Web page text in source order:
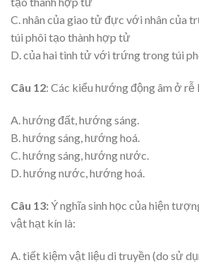
C. nhân của giao tử đực với nhân của
túi phôi tạo thành hợp tử
D. của hai tinh tử với trứng trong túi
Câu 12: Các kiểu hướng động âm ở rễ
A. hướng đất, hướng sáng.
B. hướng sáng, hướng hoá.
C. hướng sáng, hướng nước.
D. hướng nước, hướng hoá.
Câu 13:Ý nghĩa sinh học của hiện
vật hạt kín là:
A. tiết kiệm vật liệu di truyền (do sử